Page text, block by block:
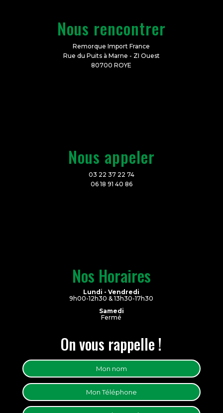
Nous rencontrer
Remorque Import France
Rue du Puits à Marne - ZI Ouest
80700 ROYE
Nous appeler
03 22 37 22 74
06 18 91 40 86
Nos Horaires
Lundi - Vendredi
9h00-12h30 & 13h30-17h30
Samedi
Fermé
On vous rappelle !